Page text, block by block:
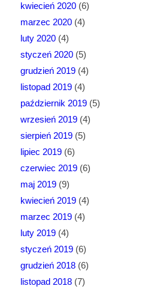
kwiecień 2020(6)
marzec 2020(4)
luty 2020(4)
styczeń 2020(5)
grudzień 2019(4)
listopad 2019(4)
październik 2019(5)
wrzesień 2019(4)
sierpień 2019(5)
lipiec 2019(6)
czerwiec 2019(6)
maj 2019(9)
kwiecień 2019(4)
marzec 2019(4)
luty 2019(4)
styczeń 2019(6)
grudzień 2018(6)
listopad 2018(7)